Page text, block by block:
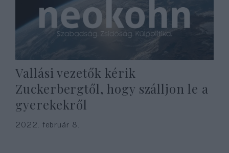
Vallási vezetők kérik
Zuckerbergtől, hogy szálljon le a
gyerekekről
2022. február 8.